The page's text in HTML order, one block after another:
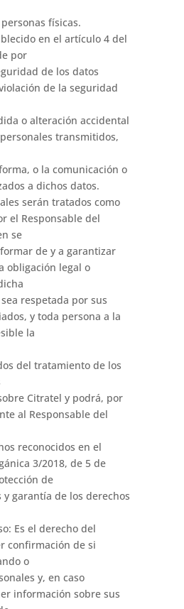
físicas.
en el artículo 4 del
por
de los datos
de la seguridad
o alteración accidental
transmitidos,
o la comunicación o
a dichos datos.
serán tratados como
el Responsable del
se
de y a garantizar
obligación legal o
respetada por sus
y toda persona a la
la
del tratamiento de los
Citratel y podrá, por
al Responsable del
reconocidos en el
3/2018, de 5 de
de
y garantía de los derechos
Es el derecho del
confirmación de si
o
y, en caso
información sobre sus